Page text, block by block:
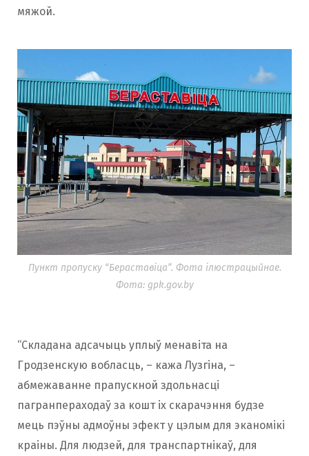
мяжой.
Пункт пропуску “Бераставіца”. Фота ілюстрацыйнае.
Фота: gpk.gov.by
“Складана адсачыць уплыў менавіта на
Гродзенскую вобласць, – кажа Лузгіна, –
абмежаванне прапускной здольнасці
пагранпераходаў за кошт іх скарачэння будзе
мець пэўны адмоўны эфект у цэлым для эканомікі
краіны. Для людзей, для транспартнікаў, для